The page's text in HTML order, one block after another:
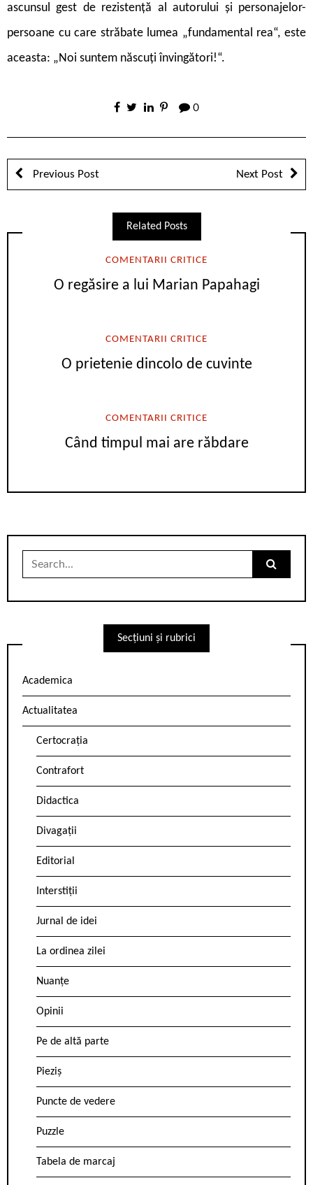
ascunsul gest de rezistență al autorului și personajelor-
persoane cu care străbate lumea „fundamental rea“, este
aceasta: „Noi suntem născuți învingători!“.
0
Previous Post Next Post
Related Posts
COMENTARII CRITICE
O regăsire a lui Marian Papahagi
COMENTARII CRITICE
O prietenie dincolo de cuvinte
COMENTARII CRITICE
Când timpul mai are răbdare
Search
Secțiuni și rubrici
Academica
Actualitatea
Certocrația
Contrafort
Didactica
Divagații
Editorial
Interstiții
Jurnal de idei
La ordinea zilei
Nuanțe
Opinii
Pe de altă parte
Pieziș
Puncte de vedere
Puzzle
Tabela de marcaj